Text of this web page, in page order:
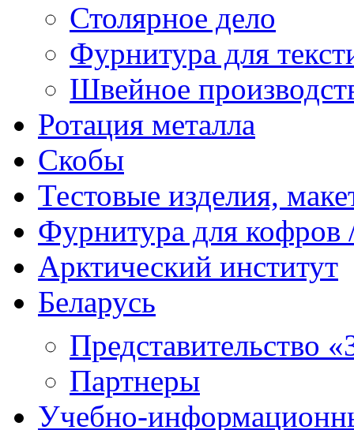
Столярное дело
Фурнитура для
Швейное
Ротация металла
Скобы
Тестовые изделия,
Фурнитура для кофров
Арктический институт
Беларусь
Представительство
Партнеры
Учебно-